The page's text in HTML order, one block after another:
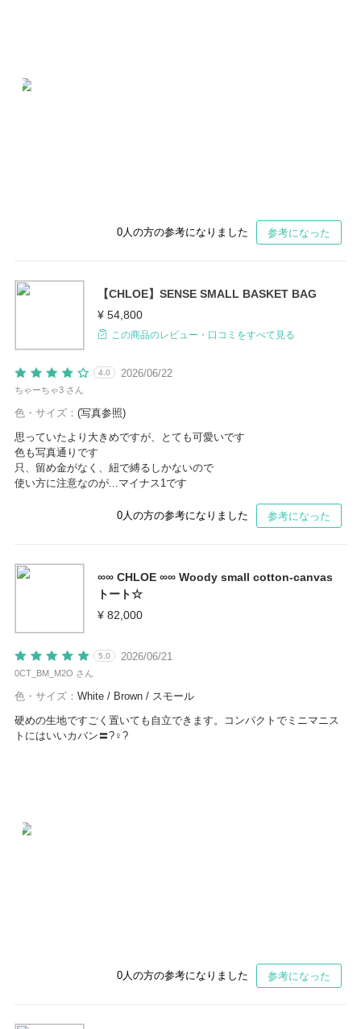
0人の方の参考になりました 参考になった
【CHLOE】SENSE SMALL BASKET BAG
¥ 54,800
この商品のレビュー・口コミをすべて見る
2026/06/22
4.0
ちゃーちゃ3 さん
色・サイズ： (写真参照)
思っていたより大きめですが、とても可愛いです
色も写真通りです
只、留め金がなく、紐で縛るしかないので
使い方に注意なのが...マイナス1です
0人の方の参考になりました 参考になった
∞∞ CHLOE ∞∞ Woody small cotton-canvas
トート☆
¥ 82,000
2026/06/21
5.0
0CT_BM_M2O さん
色・サイズ： White / Brown / スモール
硬めの生地ですごく置いても自立できます。コンパクトでミニマニス
トにはいいカバン〓?♀?
0人の方の参考になりました 参考になった